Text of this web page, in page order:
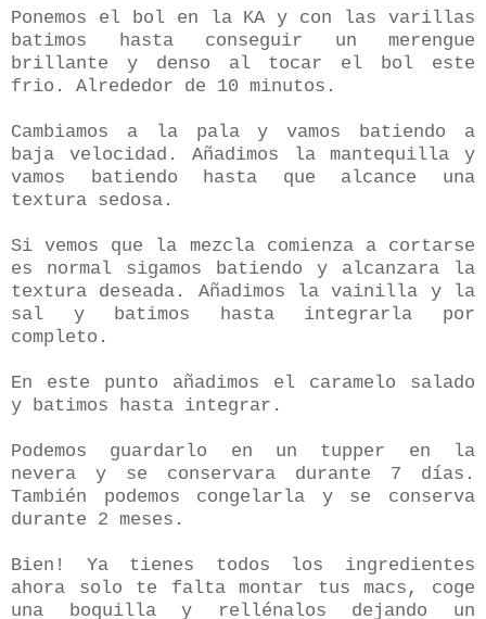
Ponemos el bol en la KA y con las varillas
batimos hasta conseguir un merengue
brillante y denso al tocar el bol este
frio. Alrededor de 10 minutos.
Cambiamos a la pala y vamos batiendo a
baja velocidad. Añadimos la mantequilla y
vamos batiendo hasta que alcance una
textura sedosa.
Si vemos que la mezcla comienza a cortarse
es normal sigamos batiendo y alcanzara la
textura deseada. Añadimos la vainilla y la
sal y batimos hasta integrarla por
completo.
En este punto añadimos el caramelo salado
y batimos hasta integrar.
Podemos guardarlo en un tupper en la
nevera y se conservara durante 7 días.
También podemos congelarla y se conserva
durante 2 meses.
Bien! Ya tienes todos los ingredientes
ahora solo te falta montar tus macs, coge
una boquilla y rellénalos dejando un